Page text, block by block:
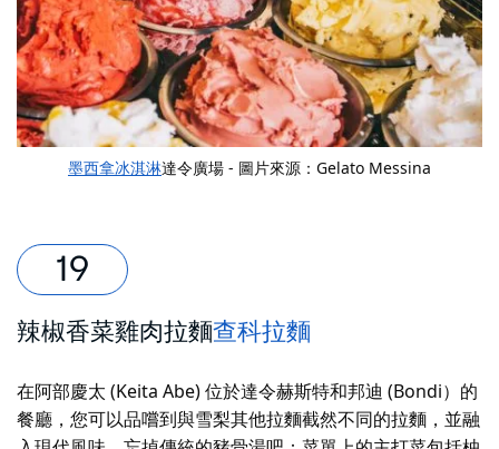
墨西拿冰淇淋達令廣場 - 圖片來源：Gelato Messina
辣椒香菜雞肉拉麵查科拉麵
在阿部慶太 (Keita Abe) 位於達令赫斯特和邦迪 (Bondi）的
餐廳，您可以品嚐到與雪梨其他拉麵截然不同的拉麵，並融